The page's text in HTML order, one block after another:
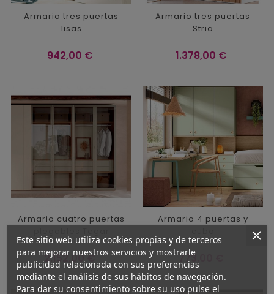
Armario tres puertas
lisas
Precio
942,00 €
Armario tres puertas
Stria
Precio
1.378,00 €
Armario cuatro puertas
Precio
2.152,00 €
Armario 4 puertas y
Precio
773,00 €
Este sitio web utiliza cookies propias y de terceros
para mejorar nuestros servicios y mostrarle
publicidad relacionada con sus preferencias
mediante el análisis de sus hábitos de navegación.
Para dar su consentimiento sobre su uso pulse el